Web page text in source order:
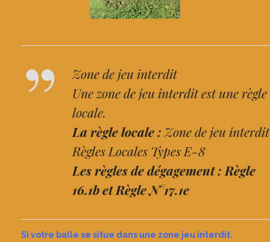
Zone de jeu interdit
Une zone de jeu interdit est une règle
locale.
La règle locale : Zone de jeu interdit
Règles Locales Types E-8
Les règles de dégagement : Règle
16.1bet Règle N°17.1e
Si votre balle se situe dans une zone jeu interdit.